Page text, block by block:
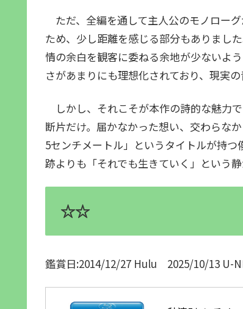
ただ、全編を通して主人公のモノロー
ため、少し距離を感じる部分もありまし
情の余白を観客に委ねる余地が少ないよ
さがあまりにも理想化されており、現実
しかし、それこそが本作の詩的な魅力
断片だけ。届かなかった想い、交わらな
5センチメートル」というタイトルが持
跡よりも「それでも生きていく」という
☆☆
鑑賞日:2014/12/27 Hulu 2025/10/13 U-